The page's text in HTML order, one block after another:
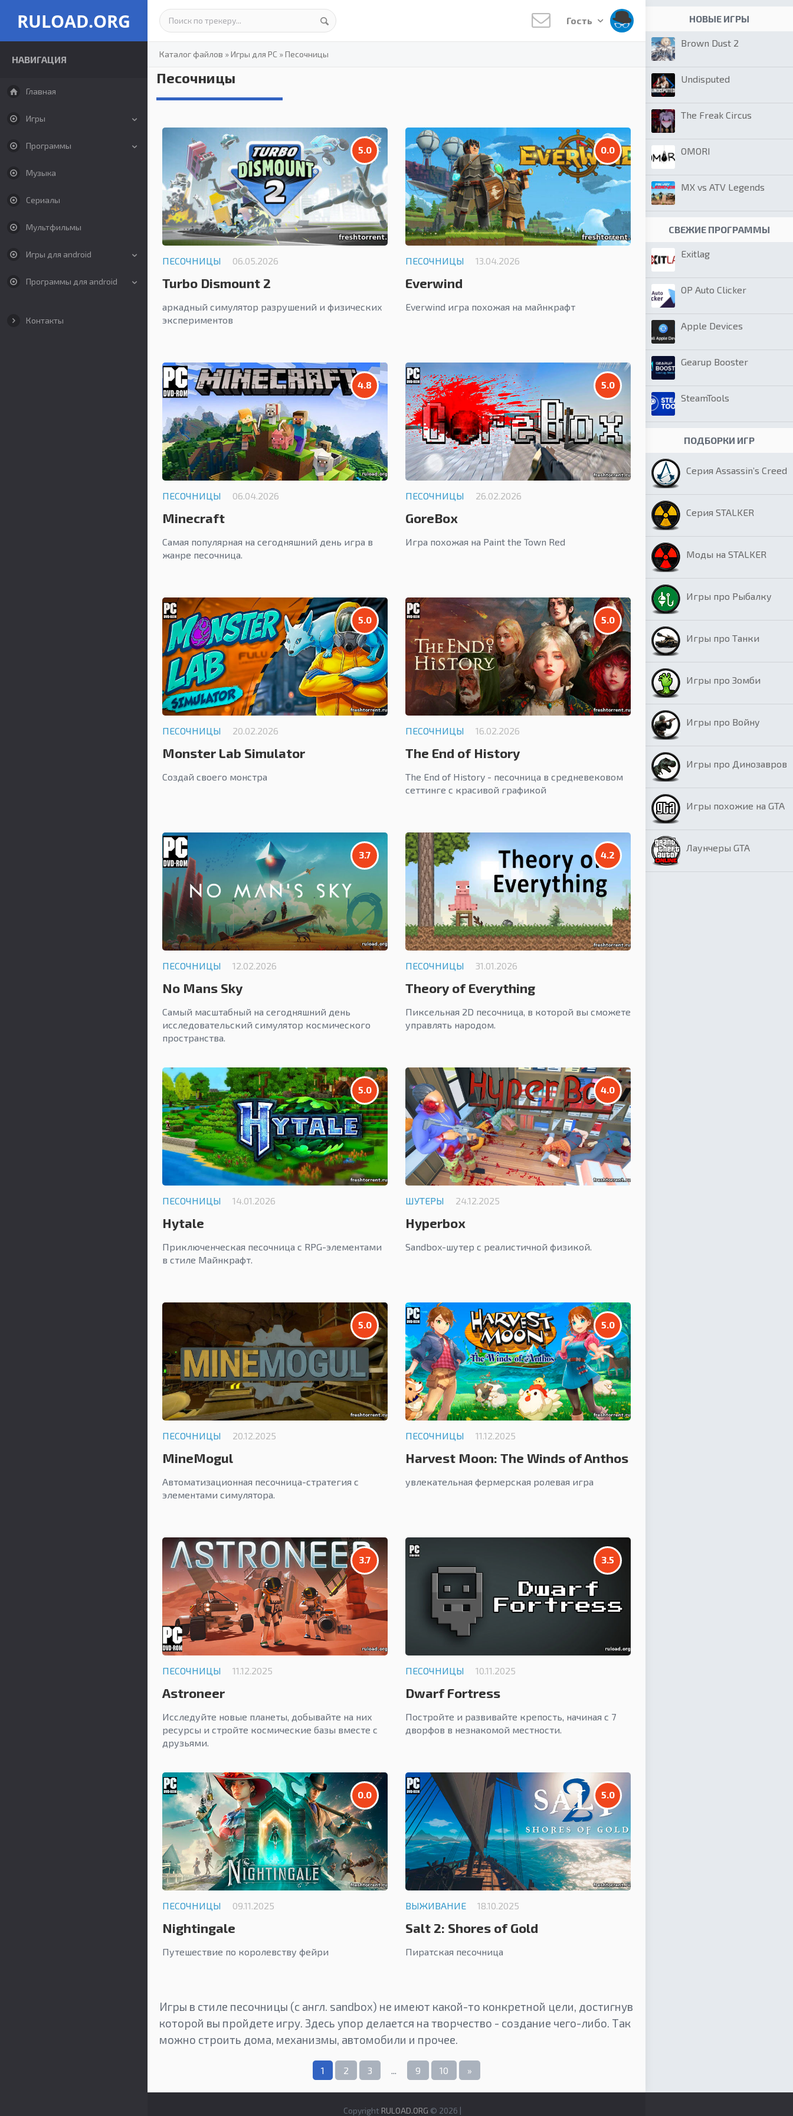
RULOAD.ORG
НАВИГАЦИЯ
Главная
Игры
Программы
Музыка
Сериалы
Мультфильмы
Игры для android
Программы для android
Контакты
Гость
Каталог файлов »Игры для PC »Песочницы
Песочницы
5.0
ПЕСОЧНИЦЫ 06.05.2026
Turbo Dismount 2
аркадный симулятор разрушений и физических
экспериментов
0.0
ПЕСОЧНИЦЫ 13.04.2026
Everwind
Everwind игра похожая на майнкрафт
4.8
ПЕСОЧНИЦЫ 06.04.2026
Minecraft
Самая популярная на сегодняшний день игра в
жанре песочница.
5.0
ПЕСОЧНИЦЫ 26.02.2026
GoreBox
Игра похожая на Paint the Town Red
5.0
ПЕСОЧНИЦЫ 20.02.2026
Monster Lab Simulator
Создай своего монстра
5.0
ПЕСОЧНИЦЫ 16.02.2026
The End of History
The End of History - песочница в средневековом
сеттинге с красивой графикой
3.7
ПЕСОЧНИЦЫ 12.02.2026
No Mans Sky
Самый масштабный на сегодняшний день
исследовательский симулятор космического
пространства.
4.2
ПЕСОЧНИЦЫ 31.01.2026
Theory of Everything
Пиксельная 2D песочница, в которой вы сможете
управлять народом.
5.0
ПЕСОЧНИЦЫ 14.01.2026
Hytale
Приключенческая песочница с RPG-элементами
в стиле Майнкрафт.
4.0
ШУТЕРЫ 24.12.2025
Hyperbox
Sandbox-шутер с реалистичной физикой.
5.0
ПЕСОЧНИЦЫ 20.12.2025
MineMogul
Автоматизационная песочница-стратегия с
элементами симулятора.
5.0
ПЕСОЧНИЦЫ 11.12.2025
Harvest Moon: The Winds of Anthos
увлекательная фермерская ролевая игра
3.7
ПЕСОЧНИЦЫ 11.12.2025
Astroneer
Исследуйте новые планеты, добывайте на них
ресурсы и стройте космические базы вместе с
друзьями.
3.5
ПЕСОЧНИЦЫ 10.11.2025
Dwarf Fortress
Постройте и развивайте крепость, начиная с 7
дворфов в незнакомой местности.
0.0
ПЕСОЧНИЦЫ 09.11.2025
Nightingale
Путешествие по королевству фейри
5.0
ВЫЖИВАНИЕ 18.10.2025
Salt 2: Shores of Gold
Пиратская песочница
Игры в стиле песочницы (с англ. sandbox) не имеют какой-то конкретной цели, достигнув
которой вы пройдете игру. Здесь упор делается на творчество - создание чего-либо. Так
можно строить дома, механизмы, автомобили и прочее.
1 2 3 ... 9 10 »
НОВЫЕ ИГРЫ
Brown Dust 2
Undisputed
The Freak Circus
OMORI
MX vs ATV Legends
СВЕЖИЕ ПРОГРАММЫ
Exitlag
OP Auto Clicker
Apple Devices
Gearup Booster
SteamTools
ПОДБОРКИ ИГР
Серия Assassin’s Creed
Серия STALKER
Моды на STALKER
Игры про Рыбалку
Игры про Танки
Игры про Зомби
Игры про Войну
Игры про Динозавров
Игры похожие на GTA
Лаунчеры GTA
Copyright RULOAD.ORG © 2026 |